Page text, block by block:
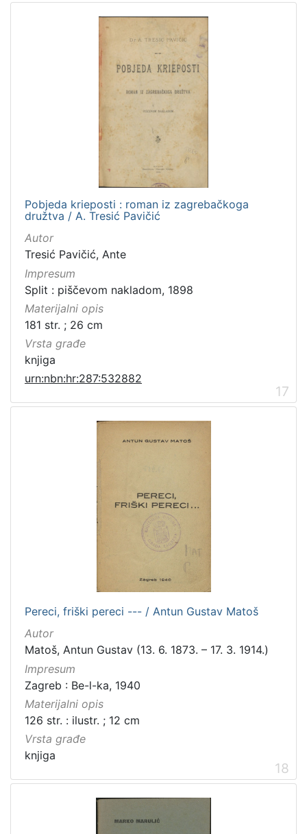
Pobjeda krieposti : roman iz zagrebačkoga
družtva / A. Tresić Pavičić
Autor
Tresić Pavičić, Ante
Impresum
Split : piščevom nakladom, 1898
Materijalni opis
181 str. ; 26 cm
Vrsta građe
knjiga
urn:nbn:hr:287:532882
17
Pereci, friški pereci --- / Antun Gustav Matoš
Autor
Matoš, Antun Gustav (13. 6. 1873. – 17. 3. 1914.)
Impresum
Zagreb : Be-l-ka, 1940
Materijalni opis
126 str. : ilustr. ; 12 cm
Vrsta građe
knjiga
18